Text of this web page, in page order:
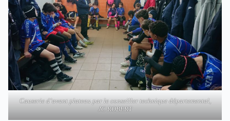
Causerie d’avant plateau par le conseiller technique départemental,
JC ROBERT